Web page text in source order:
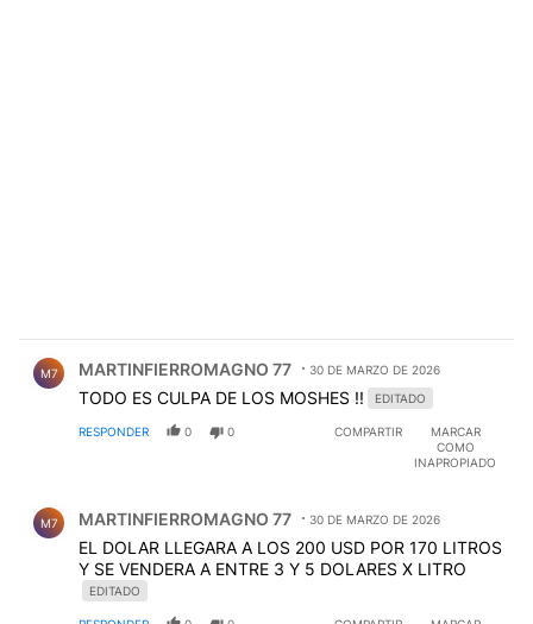
M7 MARTINFIERROMAGNO 77 30 DE MARZO DE 2026
TODO ES CULPA DE LOS MOSHES !! EDITADO
RESPONDER 0 0 COMPARTIR
MARCAR
COMO
INAPROPIADO
M7 MARTINFIERROMAGNO 77 30 DE MARZO DE 2026
EL DOLAR LLEGARA A LOS 200 USD POR 170 LITROS
Y SE VENDERA A ENTRE 3 Y 5 DOLARES X LITRO
EDITADO